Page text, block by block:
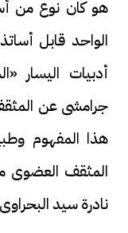
هو كان نوع من
الواحد قابل
أدبيات اليسار
جرامشى عن
هذا المفهوم
المثقف العضوى
نادرة سيد